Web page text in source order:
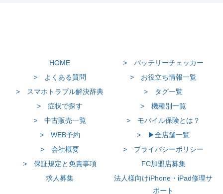
HOME
> バッテリーチェッカー
> よくある質問
> お役立ち情報一覧
> スマホトラブル解決辞典
> タグ一覧
> 症状で探す
> 機種別一覧
> 中古販売一覧
> モバイル保険とは？
> WEB予約
> ▶全店舗一覧
> 会社概要
> プライバシーポリシー
> 保証規定と免責事項
FC加盟店募集
求人募集
法人様向けiPhone・iPad修理サ
ポート